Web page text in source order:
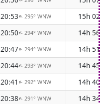
20:53↑295° WNW
15h 02m
20:50↑294° WNW
14h 56m
20:47↑294° WNW
14h 51m
20:44↑293° WNW
14h 45m
20:41 ↑ 292° WNW
14h 40m
20:38↑ 291° WNW
14h 34m